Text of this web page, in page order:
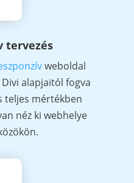
tervezés
weboldal
alapjaitól fogva
teljes mértékben
néz ki webhelye